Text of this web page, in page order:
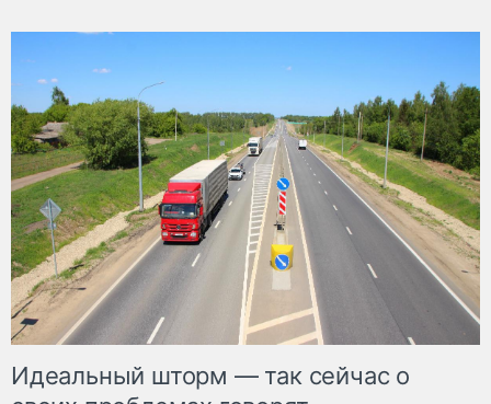
Идеальный шторм — так сейчас о